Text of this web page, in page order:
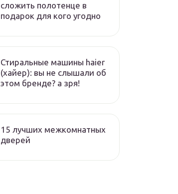
сложить полотенце в
подарок для кого угодно
Стиральные машины haier
(хайер): вы не слышали об
этом бренде? а зря!
15 лучших межкомнатных
дверей